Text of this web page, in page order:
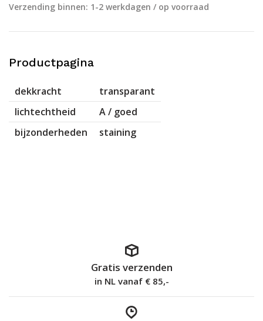
Verzending binnen: 1-2 werkdagen / op voorraad
Productpagina
dekkracht
transparant
lichtechtheid
A / goed
bijzonderheden
staining
Gratis verzenden
in NL vanaf € 85,-